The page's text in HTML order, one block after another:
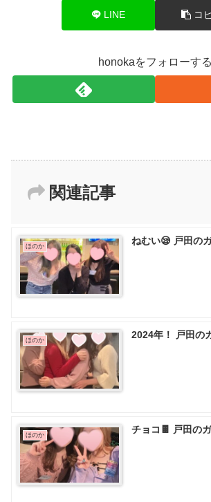
LINE コ
honokaをフォローする
関連記事
ほのか ねむい😪 戸田の
ほのか 2024年！ 戸田の
ほのか チョコ🍫 戸田の